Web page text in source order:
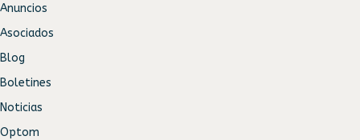
Anuncios
Asociados
Blog
Boletines
Noticias
Optom